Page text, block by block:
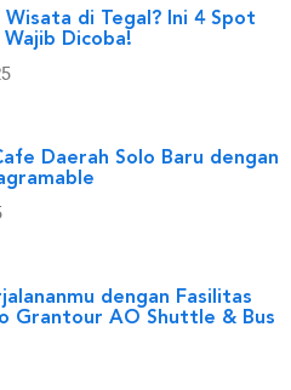
di Tegal? Ini 4 Spot
Dicoba!
Daerah Solo Baru dengan
dengan Fasilitas
Grantour AO Shuttle & Bus